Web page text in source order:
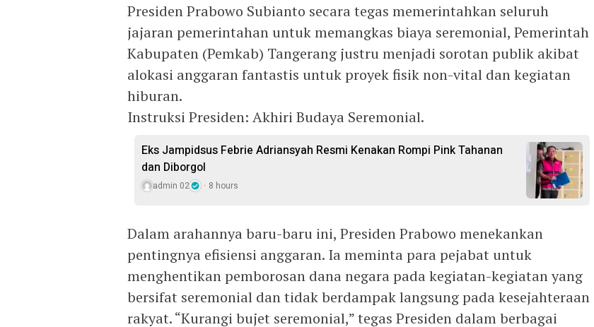
Presiden Prabowo Subianto secara tegas memerintahkan seluruh
jajaran pemerintahan untuk memangkas biaya seremonial, Pemerintah
Kabupaten (Pemkab) Tangerang justru menjadi sorotan publik akibat
alokasi anggaran fantastis untuk proyek fisik non-vital dan kegiatan
hiburan.
Instruksi Presiden: Akhiri Budaya Seremonial.
Eks Jampidsus Febrie Adriansyah Resmi Kenakan Rompi Pink Tahanan
dan Diborgol
admin 02 8 hours
Dalam arahannya baru-baru ini, Presiden Prabowo menekankan
pentingnya efisiensi anggaran. Ia meminta para pejabat untuk
menghentikan pemborosan dana negara pada kegiatan-kegiatan yang
bersifat seremonial dan tidak berdampak langsung pada kesejahteraan
rakyat. “Kurangi bujet seremonial,” tegas Presiden dalam berbagai